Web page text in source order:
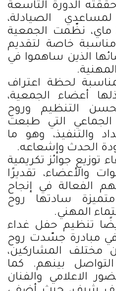
الدورة التاسعة
الصيادلة،
المنظمة يومي 1 و2 ماي، نظّمت الجمعية
17 ماي مناسبة خاصة لتقديم
الذين ساهموا في
لحظة اعتراف
أعضاء الجمعية،
التنظيم وروح
الجماعي التي طبعت
والتنفيذ، وهو ما
الحدث وإشعاعه.
توزيع جوائز تكريمية
والأعضاء، تقديرًا
الفعالة في إنجاح
سادتها روح
المهني.
تنظيم حفل غداء
مبادرة جسّدت روح
مختلف المشاركين،
بينهم. كما
الاعلامي والفنان